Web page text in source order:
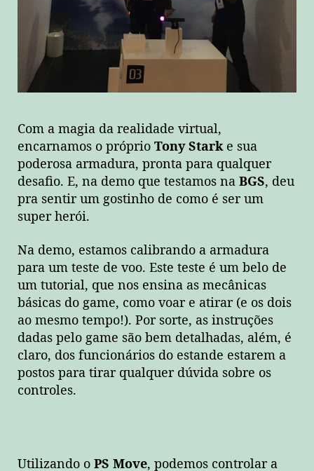
Com a magia da realidade virtual,
encarnamos o próprio Tony Starke sua
poderosa armadura, pronta para qualquer
desafio. E, na demo que testamos na BGS, deu
pra sentir um gostinho de como é ser um
super herói.
Na demo, estamos calibrando a armadura
para um teste de voo. Este teste é um belo de
um tutorial, que nos ensina as mecânicas
básicas do game, como voar e atirar (e os dois
ao mesmo tempo!). Por sorte, as instruções
dadas pelo game são bem detalhadas, além, é
claro, dos funcionários do estande estarem a
postos para tirar qualquer dúvida sobre os
controles.
Utilizando o PS Move, podemos controlar a